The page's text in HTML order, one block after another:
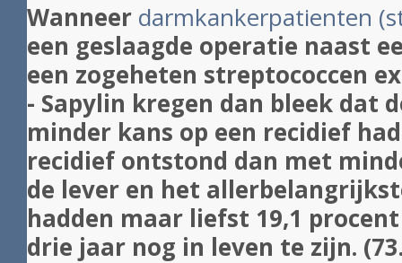
Wanneer darmkankerpatienten
een geslaagde operatie naast
een zogeheten streptococcen
- Sapylin kregen dan bleek dat
minder kans op een recidief
recidief ontstond dan met
de lever en het
hadden maar liefst 19,1
drie jaar nog in leven te zijn.